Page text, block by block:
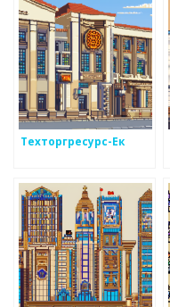
Техторгресурс-Ек